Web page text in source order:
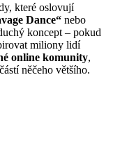
které oslovují
Dance“ nebo
koncept – pokud
miliony lidí
online komunity,
něčeho většího.